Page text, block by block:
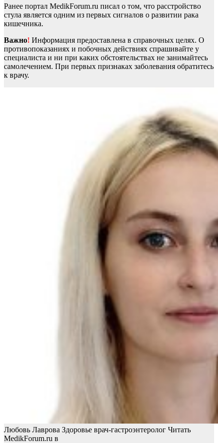
Ранее портал MedikForum.ru писал о том, что расстройство
стула является одним из первых сигналов о развитии рака
кишечника.
Важно! Информация предоставлена в справочных целях. О
противопоказаниях и побочных действиях спрашивайте у
специалиста и ни при каких обстоятельствах не занимайтесь
самолечением. При первых признаках заболевания обратитесь
к врачу.
Любовь Лаврова Здоровье врач-гастроэнтеролог Читать
MedikForum.ru в